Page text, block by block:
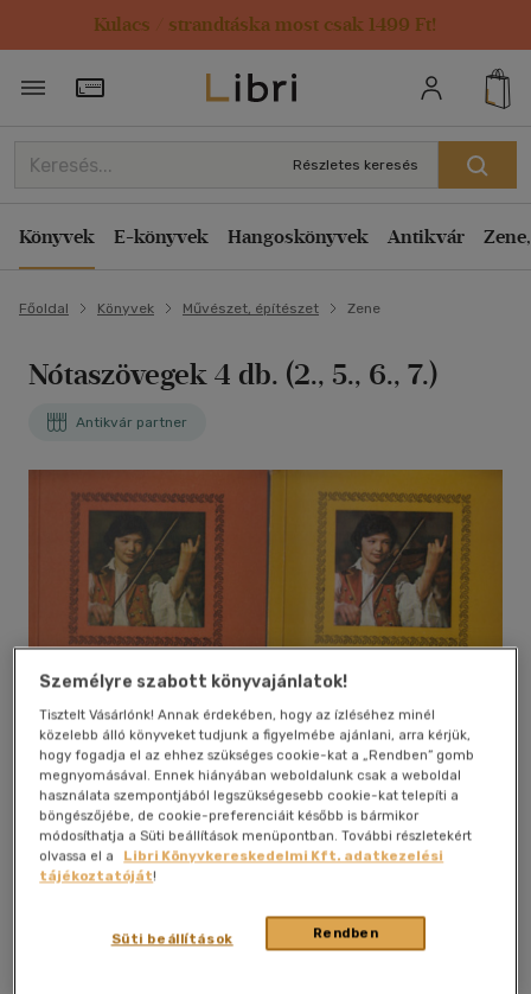
Kulacs / strandtáska most csak 1499 Ft!
Törzsvásárlói Kártya adatai
Részletes keresés
Könyvek E-könyvek Hangoskönyvek Antikvár
Főoldal Könyvek Művészet, építészet Zene
Nótaszövegek 4 db. (2., 5., 6., 7.)
Antikvár partner
Kívánságlistához adom
Személyre szabott könyvajánlatok!
Tisztelt Vásárlónk! Annak érdekében, hogy az ízléséhez minél
közelebb álló könyveket tudjunk a figyelmébe ajánlani, arra kérjük,
hogy fogadja el az ehhez szükséges cookie-kat a „Rendben” gomb
megnyomásával. Ennek hiányában weboldalunk csak a weboldal
használata szempontjából legszükségesebb cookie-kat telepíti a
böngészőjébe, de cookie-preferenciáit később is bármikor
módosíthatja a Süti beállítások menüpontban. További részletekért
olvassa el a
Libri Könyvkereskedelmi Kft. adatkezelési
tájékoztatóját!
Rendben
Süti beállítások